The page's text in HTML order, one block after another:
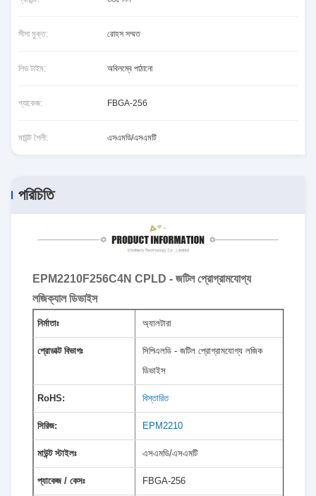
সীসা মুক্ত: রোহস সম্মত
লিড টাইম: অবিলম্বে পাঠানো
প্যাকেজ: FBGA-256
মাউন্ট শৈলী: এসএমডি/এসএমটি
পরিচিতি
EPM2210F256C4N CPLD - জটিল প্রোগ্রামযোগ্য
লজিক্যাল ডিভাইস
নির্মাতাঃ অ্যালটারা
প্রোডাক্ট বিভাগঃ
সিপিএলডি - জটিল প্রোগ্রামযোগ্য লজিক
ডিভাইস
RoHS: বিস্তারিত
সিরিজ: EPM2210
মাউন্ট স্টাইলঃ এসএমডি/এসএমটি
প্যাকেজ / কেসঃ FBGA-256